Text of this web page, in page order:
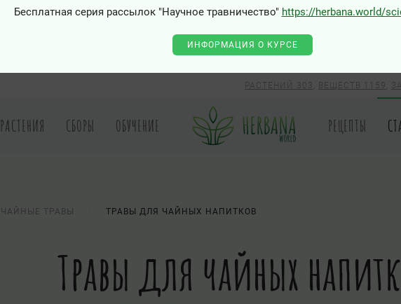
Бесплатная серия рассылок "Научное травничество" https://herbana.world/
ИНФОРМАЦИЯ О КУРСЕ
РАСТЕНИЙ 303 ВЕЩЕСТВ 1159
РАСТЕНИЯ СБОРЫ ОБУЧЕНИЕ РЕЦЕПТЫ
ЧАЙНЫЕ ТРАВЫ ТРАВЫ ДЛЯ ЧАЙНЫХ НАПИТКОВ
Травы для чайных